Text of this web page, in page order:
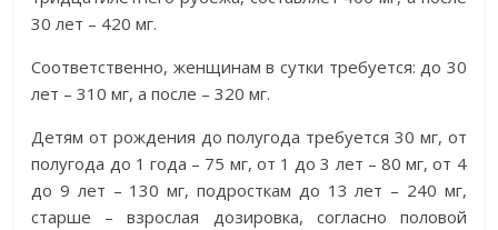
30 лет – 420 мг.
Соответственно, женщинам в сутки требуется: до 30
лет – 310 мг, а после – 320 мг.
Детям от рождения до полугода требуется 30 мг, от
полугода до 1 года – 75 мг, от 1 до 3 лет – 80 мг, от 4
до 9 лет – 130 мг, подросткам до 13 лет – 240 мг,
старше – взрослая дозировка, согласно половой